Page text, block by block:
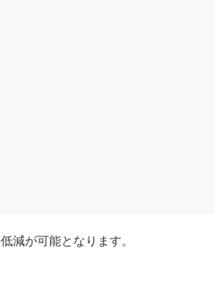
減が可能となります。